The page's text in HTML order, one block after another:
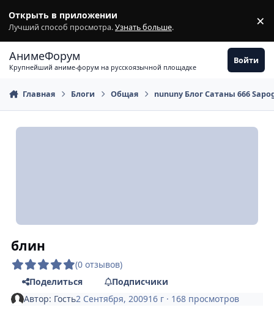
Открыть в приложении
Лучший способ просмотра.Узнать больше. ×
АнимеФорум
Крупнейший аниме-форум на русскоязычной площадке
Войти
Главная Блоги Общая nununy Блог Сатаны 666
блин
(0 отзывов)
Поделиться
Подписчики
Автор: Гость2 Сентября, 200916 г · 168 просмотров